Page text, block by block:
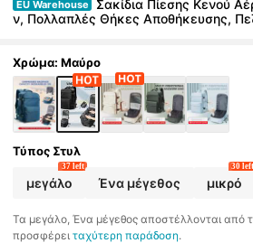
EU Warehouse
Σακίδια Πίεσης Κενού
ν, Πολλαπλές Θήκες Αποθήκευσης,
με Φερμουάρ, Σακίδια Ταξιδιού,
ροπορικά Ταξίδια
Χρώμα: Μαύρο
Τύπος Στυλ
μεγάλο
37 left
Ένα μέγεθος μικρό
30 left
Τα μεγάλο, Ένα μέγεθος αποστέλλονται από
προσφέρειταχύτερη παράδοση.